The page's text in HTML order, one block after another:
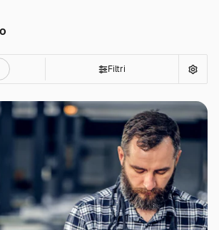
Filtri